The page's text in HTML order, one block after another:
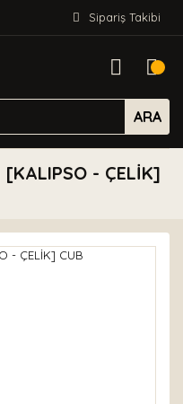
Sipariş Takibi
ARA
- ÇELİK]